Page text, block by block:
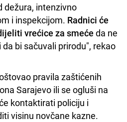
dežura, intenzivno
i inspekcijom. Radnici će
vrećice za smeće da ne
bi sačuvali prirodu", rekao
pravila zaštićenih
Sarajevo ili se ogluši na
kontaktirati policiju i
visinu novčane kazne.